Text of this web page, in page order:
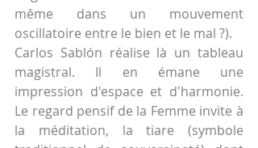
même dans un mouvement
oscillatoire entre le bien et le mal ?).
Carlos Sablón réalise là un tableau
magistral. Il en émane une
impression d'espace et d'harmonie.
Le regard pensif de la Femme invite à
la méditation, la tiare (symbole